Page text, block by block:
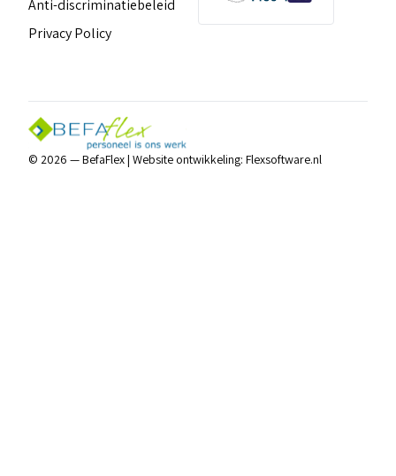
Anti-discriminatiebeleid
Privacy Policy
© 2026 — BefaFlex | Website ontwikkeling: Flexsoftware.nl